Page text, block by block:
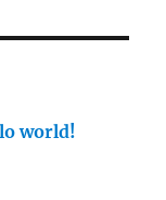
world!